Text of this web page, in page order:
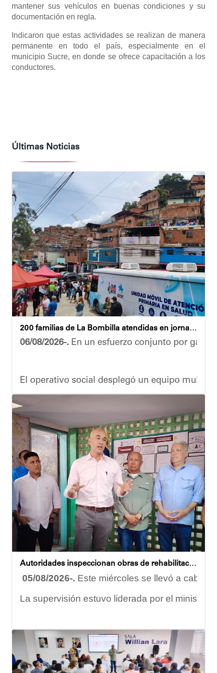
mantener sus vehículos en buenas condiciones y su
documentación en regla.
Indicaron que estas actividades se realizan de manera
permanente en todo el país, especialmente en el
municipio Sucre, en donde se ofrece capacitación a los
conductores.
Últimas Noticias
200 familias de La Bombilla atendidas en jornada integral
06/08/2026-. En un esfuerzo conjunto por
El operativo social desplegó un equipo
Durante la actividad, los asistentes contaron
Eudicis Viva, habitante de la comunidad y
Esta iniciativa se enmarca en la política social
Oskarina Rosso
Autoridades inspeccionan obras de rehabilitación en la U.E.N. José Antonio Calcaño en Caucagüita
05/08/2026-. Este miércoles se llevó a cabo
La supervisión estuvo liderada por el ministro
Las obras en ejecución contemplan la pintura
El alcalde Diógenes Lara expresó sus